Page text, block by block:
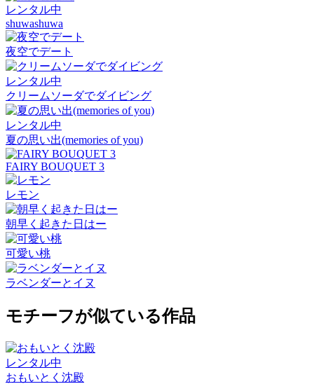
レンタル中
shuwashuwa
夜空でデート
レンタル中
クリームソーダでダイビング
レンタル中
夏の思い出(memories of you)
FAIRY BOUQUET 3
レモン
朝早く起きた日はー
可愛い桃
ラベンダーとイヌ
モチーフが似ている作品
レンタル中
おもいとく沈殿